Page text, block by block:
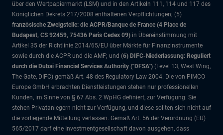
über den Wertpapiermarkt (LSM) und in den Artikeln 111, 114 und 117 des
Königlichen Dekrets 217/2008 enthaltenen Verpflichtungen; (5)
französische Zweigstelle: die ACPR/Banque de France (4 Place de
Budapest, CS 92459, 75436 Paris Cedex 09) in Übereinstimmung mit
Artikel 35 der Richtlinie 2014/65/EU über Märkte für Finanzinstrumente
sowie durch die ACPR und die AMF; und (6) DIFC-Niederlassung: Reguliert
durch die Dubai Financial Services Authority ("DFSA") (Level 13, West Wing,
The Gate, DIFC) gemäß Art. 48 des Regulatory Law 2004. Die von PIMCO
Europe GmbH erbrachten Dienstleistungen stehen nur professionellen
Kunden, im Sinne von § 67 Abs. 2 WpHG definiert, zur Verfügung. Sie
stehen Privatanlegern nicht zur Verfügung, und diese sollten sich nicht auf
die vorliegende Mitteilung verlassen. Gemäß Art. 56 der Verordnung (EU)
565/2017 darf eine Investmentgesellschaft davon ausgehen, dass